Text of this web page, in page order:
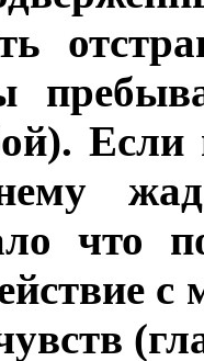
Если
что
с